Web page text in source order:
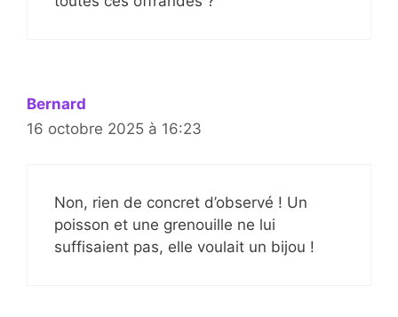
Bernard
16 octobre 2025 à 16:23
Non, rien de concret d’observé ! Un
poisson et une grenouille ne lui
suffisaient pas, elle voulait un bijou !